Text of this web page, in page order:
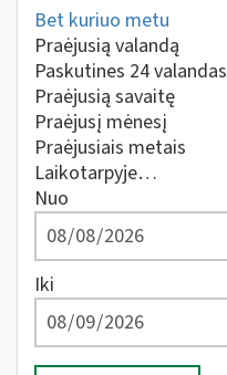
Bet kuriuo metu
Praėjusią valandą
Paskutines 24 valandas
Praėjusią savaitę
Praėjusį mėnesį
Praėjusiais metais
Laikotarpyje…
Nuo
Iki